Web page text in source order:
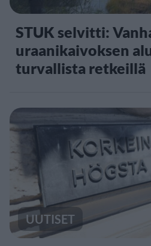
STUK selvitti:
uraanikaivoksen
turvallista retkeillä
UUTISET